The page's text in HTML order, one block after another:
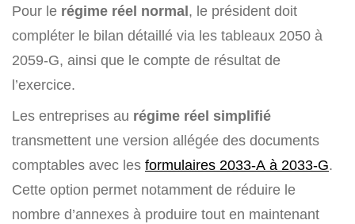
Pour le régime réel normal, le président doit
compléter le bilan détaillé via les tableaux 2050 à
2059-G, ainsi que le compte de résultat de
l’exercice.
Les entreprises au régime réel simplifié
transmettent une version allégée des documents
comptables avec les formulaires 2033-A à 2033-G.
Cette option permet notamment de réduire le
nombre d’annexes à produire tout en maintenant